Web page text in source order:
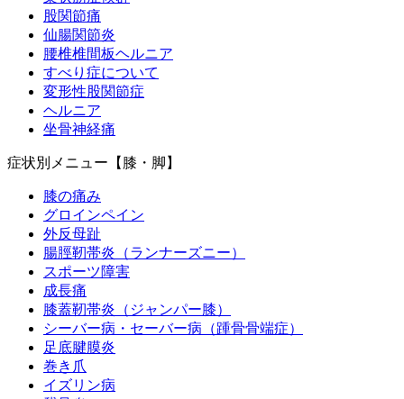
股関節痛
仙腸関節炎
腰椎椎間板ヘルニア
すべり症について
変形性股関節症
ヘルニア
坐骨神経痛
症状別メニュー【膝・脚】
膝の痛み
グロインペイン
外反母趾
腸脛靭帯炎（ランナーズニー）
スポーツ障害
成長痛
膝蓋靭帯炎（ジャンパー膝）
シーバー病・セーバー病（踵骨骨端症）
足底腱膜炎
巻き爪
イズリン病